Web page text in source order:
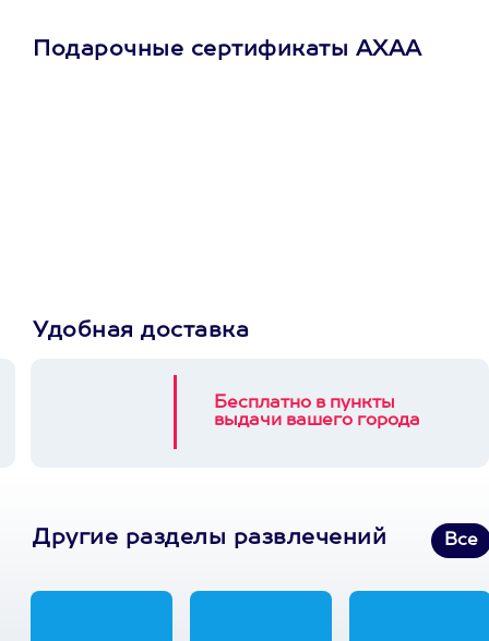
Подарочные сертификаты АХАА
Удобная доставка
Бесплатно в пункты
выдачи вашего города
Другие разделы развлечений Все